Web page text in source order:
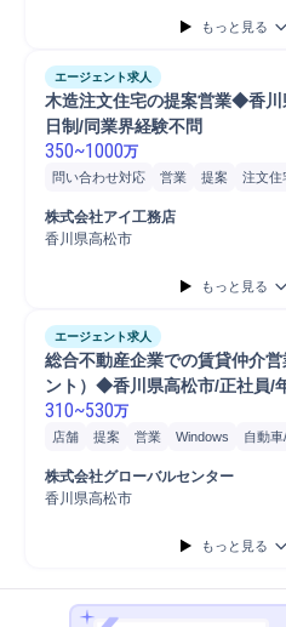
もっと見る
エージェント求人
木造注文住宅の提案営業◆香
日制/同業界経験不問
350~1000万
問い合わせ対応 営業 提案 注文住
自動車/輸送機械
自動車
株式会社アイ工務店
香川県高松市
もっと見る
エージェント求人
総合不動産企業での賃貸仲介
ント）◆香川県高松市/正社員/
310~530万
店舗 提案 営業 Windows 自動
自動車
株式会社グローバルセンター
香川県高松市
もっと見る